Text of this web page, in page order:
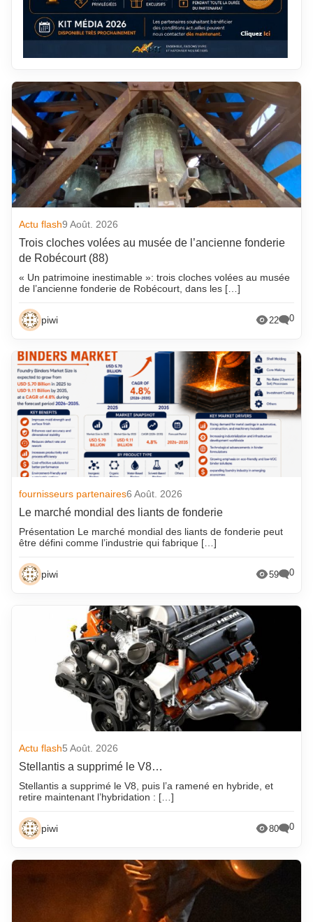
Actu flash9 Août. 2026
Trois cloches volées au musée de l’ancienne fonderie
de Robécourt (88)
« Un patrimoine inestimable »: trois cloches volées au musée
de l’ancienne fonderie de Robécourt, dans les […]
piwi 22 0
fournisseurs partenaires6 Août. 2026
Le marché mondial des liants de fonderie
Présentation Le marché mondial des liants de fonderie peut
être défini comme l’industrie qui fabrique […]
piwi 59 0
Actu flash5 Août. 2026
Stellantis a supprimé le V8…
Stellantis a supprimé le V8, puis l’a ramené en hybride, et
retire maintenant l’hybridation : […]
piwi 80 0